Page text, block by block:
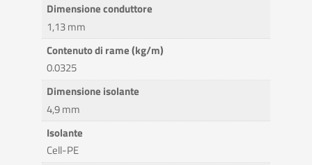
Dimensione conduttore
1,13 mm
Contenuto di rame (kg/m)
0.0325
Dimensione isolante
4,9 mm
Isolante
Cell-PE